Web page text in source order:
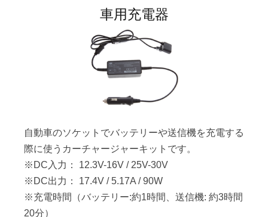
車用充電器
自動車のソケットでバッテリーや送信機を充電する
際に使うカーチャージャーキットです。
※DC入力： 12.3V-16V / 25V-30V
※DC出力： 17.4V / 5.17A / 90W
※充電時間（バッテリー:約1時間、送信機: 約3時間
20分）